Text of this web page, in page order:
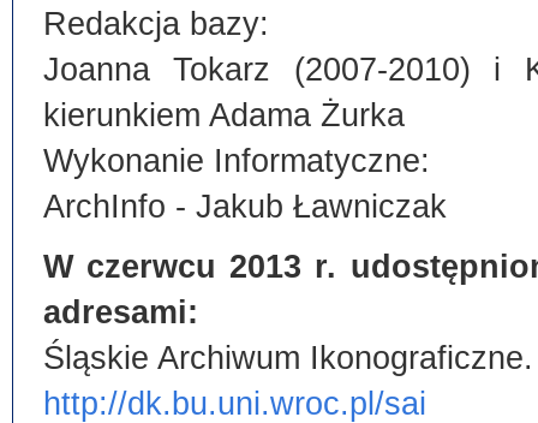
Redakcja bazy:
Joanna Tokarz (2007-2010) i
kierunkiem Adama Żurka
Wykonanie Informatyczne:
ArchInfo - Jakub Ławniczak
W czerwcu 2013 r.
adresami:
Śląskie Archiwum Ikonograficzne.
http://dk.bu.uni.wroc.pl/sai